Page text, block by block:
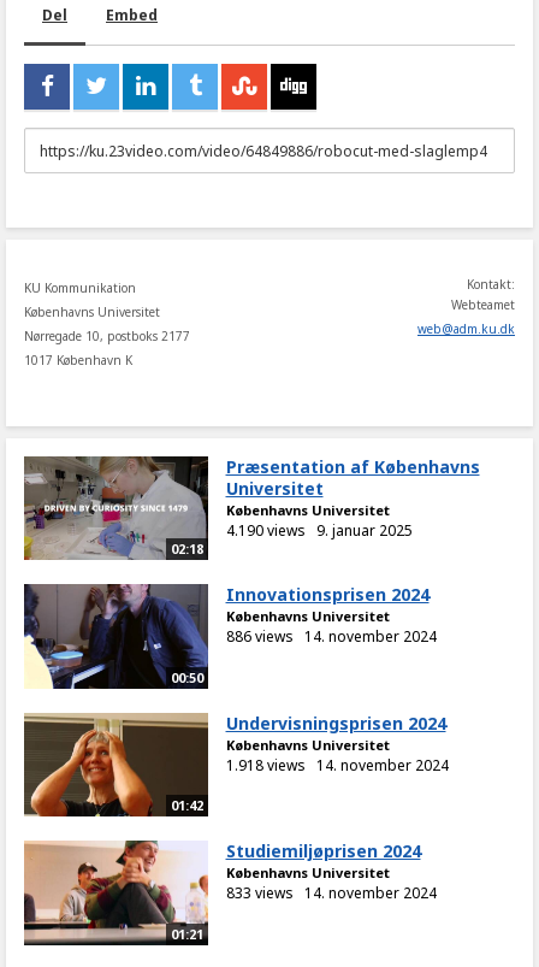
Del Embed
URL
to
KU Kommunikation
Københavns Universitet
Nørregade 10, postboks 2177
1017 København K
Kontakt:
Webteamet
web@adm.ku.dk
02:18
Præsentation af Københavns
Universitet
Københavns Universitet
4.190 views 9. januar 2025
00:50
Innovationsprisen 2024
Københavns Universitet
886 views 14. november 2024
01:42
Undervisningsprisen 2024
Københavns Universitet
1.918 views 14. november 2024
01:21
Studiemiljøprisen 2024
Københavns Universitet
833 views 14. november 2024